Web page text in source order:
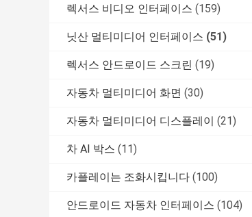
렉서스 비디오 인터페이스 (159)
닛산 멀티미디어 인터페이스 (51)
렉서스 안드로이드 스크린 (19)
자동차 멀티미디어 화면 (30)
자동차 멀티미디어 디스플레이 (21)
차 AI 박스 (11)
카플레이는 조화시킵니다 (100)
안드로이드 자동차 인터페이스 (104)